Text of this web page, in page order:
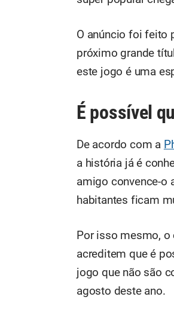
O anúncio foi feito
próximo grande
este jogo é uma
É possível
De acordo com a
a história já é
amigo convence-o
habitantes ficam
Por isso mesmo,
acreditem que é
jogo que não são
agosto deste ano.